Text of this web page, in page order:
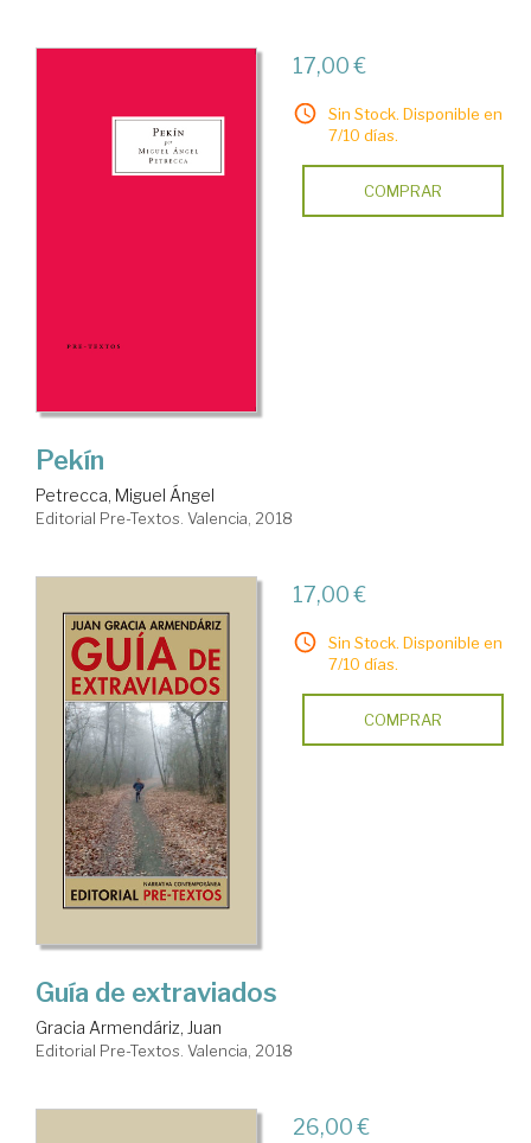
17,00 €
Sin Stock. Disponible en
7/10 días.
COMPRAR
Pekín
Petrecca, Miguel Ángel
Editorial Pre-Textos. Valencia, 2018
17,00 €
Sin Stock. Disponible en
7/10 días.
COMPRAR
Guía de extraviados
Gracia Armendáriz, Juan
Editorial Pre-Textos. Valencia, 2018
26,00 €